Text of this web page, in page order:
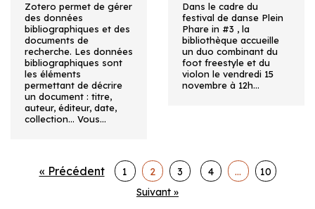
Zotero permet de gérer
des données
bibliographiques et des
documents de
recherche. Les données
bibliographiques sont
les éléments
permettant de décrire
un document : titre,
auteur, éditeur, date,
collection… Vous…
Dans le cadre du
festival de danse Plein
Phare in #3 , la
bibliothèque accueille
un duo combinant du
foot freestyle et du
violon le vendredi 15
novembre à 12h…
« Précédent 1 2 3 4 …
10
Suivant »